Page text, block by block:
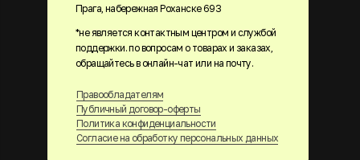
Прага, набережная Роханске 693
Правообладателям
Публичный договор-оферты
Политика конфиденциальности
Согласие на обработку персональных данных
*не является контактным центром и службой
поддержки. по вопросам о товарах и заказах,
обращайтесь в онлайн-чат или на почту.